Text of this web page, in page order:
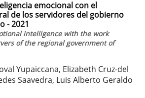
emocional con el
de los servidores del gobierno
- 2021
intelligence with the work
of the regional government of
Yupaiccana, Elizabeth Cruz-del
Saavedra, Luis Alberto Geraldo